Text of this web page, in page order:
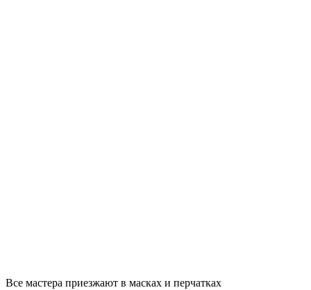
Все мастера приезжают в масках и перчатках